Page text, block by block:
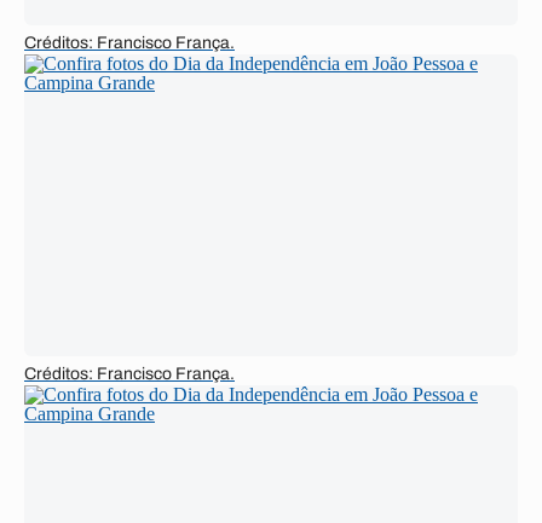
Créditos: Francisco França.
Créditos: Francisco França.